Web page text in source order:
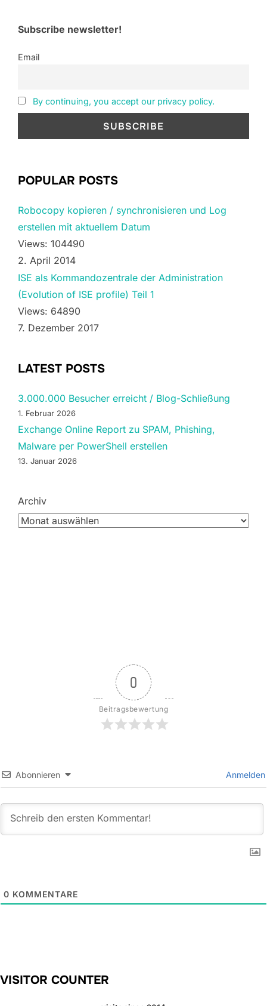
Subscribe newsletter!
Email
By continuing, you accept our privacy policy.
POPULAR POSTS
Robocopy kopieren / synchronisieren und Log
erstellen mit aktuellem Datum
Views: 104490
2. April 2014
ISE als Kommandozentrale der Administration
(Evolution of ISE profile) Teil 1
Views: 64890
7. Dezember 2017
LATEST POSTS
3.000.000 Besucher erreicht / Blog-Schließung
1. Februar 2026
Exchange Online Report zu SPAM, Phishing,
Malware per PowerShell erstellen
13. Januar 2026
Archiv
0
Beitragsbewertung
Abonnieren Anmelden
0 KOMMENTARE
VISITOR COUNTER